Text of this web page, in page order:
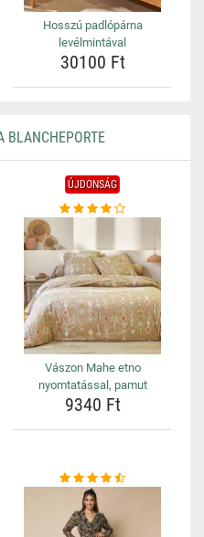
Hosszú padlópárna
levélmintával
30100 Ft
BLANCHEPORTE
ÚJDONSÁG
Vászon Mahe etno
nyomtatással, pamut
9340 Ft